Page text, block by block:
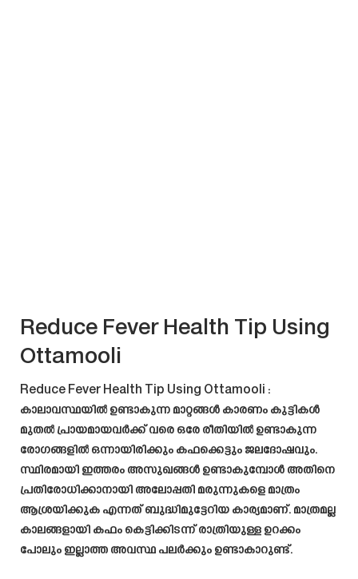
Reduce Fever Health Tip Using
Ottamooli
Reduce Fever Health Tip Using Ottamooli :
കാലാവസ്ഥയിൽ ഉണ്ടാകുന്ന മാറ്റങ്ങൾ കാരണം കുട്ടികൾ
മുതൽ പ്രായമായവർക്ക് വരെ ഒരേ രീതിയിൽ ഉണ്ടാകുന്ന
രോഗങ്ങളിൽ ഒന്നായിരിക്കും കഫക്കെട്ടും ജലദോഷവും.
സ്ഥിരമായി ഇത്തരം അസുഖങ്ങൾ ഉണ്ടാകുമ്പോൾ അതിനെ
പ്രതിരോധിക്കാനായി അലോപ്പതി മരുന്നുകളെ മാത്രം
ആശ്രയിക്കുക എന്നത് ബുദ്ധിമുട്ടേറിയ കാര്യമാണ്. മാത്രമല്ല
കാലങ്ങളായി കഫം കെട്ടിക്കിടന്ന് രാത്രിയുള്ള ഉറക്കം
പോലും ഇല്ലാത്ത അവസ്ഥ പലർക്കും ഉണ്ടാകാറുണ്ട്.